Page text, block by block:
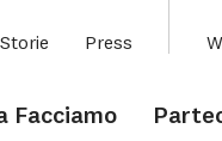
Facciamo
Press
Storie
storie-di-